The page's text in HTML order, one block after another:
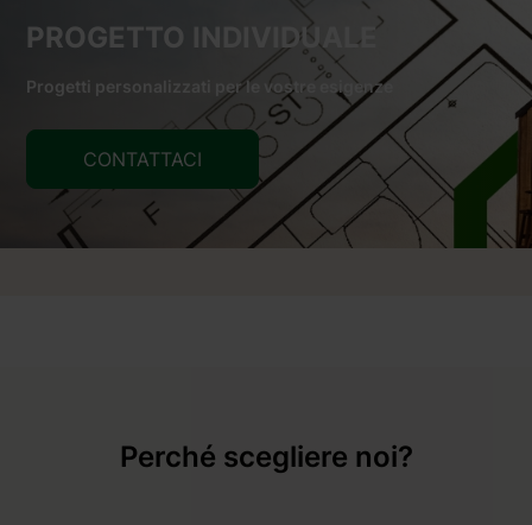
PROGETTO INDIVIDUALE
Progetti personalizzati per le vostre esigenze
CONTATTACI
Perché scegliere noi?